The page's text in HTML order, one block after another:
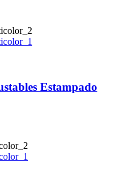
Estampado